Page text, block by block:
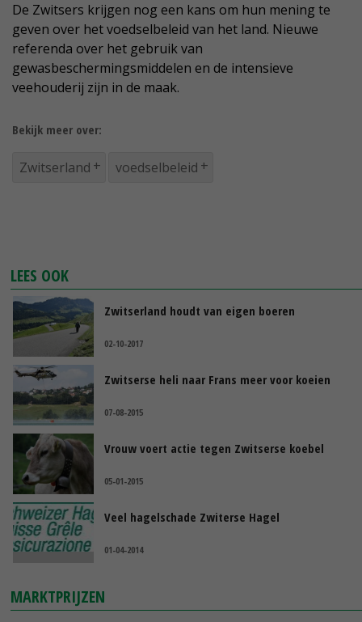
De Zwitsers krijgen nog een kans om hun mening te
geven over het voedselbeleid van het land. Nieuwe
referenda over het gebruik van
gewasbeschermingsmiddelen en de intensieve
veehouderij zijn in de maak.
Bekijk meer over:
Zwitserland voedselbeleid
LEES OOK
Zwitserland houdt van eigen boeren
02-10-2017
Zwitserse heli naar Frans meer voor koeien
07-08-2015
Vrouw voert actie tegen Zwitserse koebel
05-01-2015
Veel hagelschade Zwiterse Hagel
01-04-2014
MARKTPRIJZEN